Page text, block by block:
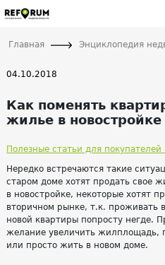
Главная Энциклопедия
04.10.2018
Как поменять
жилье в новостройке
Полезные статьи для
Нередко встречаются такие
старом доме хотят продать свое
в новостройке, некоторые хотят
вторичном рынке, т.к. проживать
новой квартиры попросту негде.
желание увеличить жилплощадь,
или просто жить в новом доме.